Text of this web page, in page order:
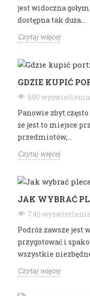
jest widoczna
dostępna tak duża...
Czytaj więcej
GDZIE KUPIĆ
690 wyświetlenia
Panowie zbyt
że jest to miejsce
przedmiotów,...
Czytaj więcej
JAK WYBRAĆ
746 wyświetlenia
Podróż zawsze jest
przygotować i
wszystkie
Czytaj więcej